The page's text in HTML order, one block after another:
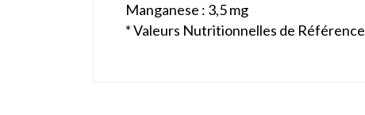
Manganese : 3,5 mg
* Valeurs Nutritionnelles de Référence_